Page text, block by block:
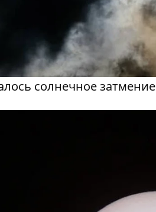
солнечное затмение